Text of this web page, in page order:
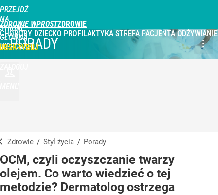
PRZEJDŹ
NA
STRONĘ
GŁÓWNĄ
WPROST.PL
ZDROWIE WPROST
CHOROBY DZIECKO PROFILAKTYKA STREFA PACJENTA ODŻYWIANIE
PORADY
Zdrowie / Styl życia / Porady
OCM, czyli oczyszczanie twarzy
olejem. Co warto wiedzieć o tej
metodzie? Dermatolog ostrzega